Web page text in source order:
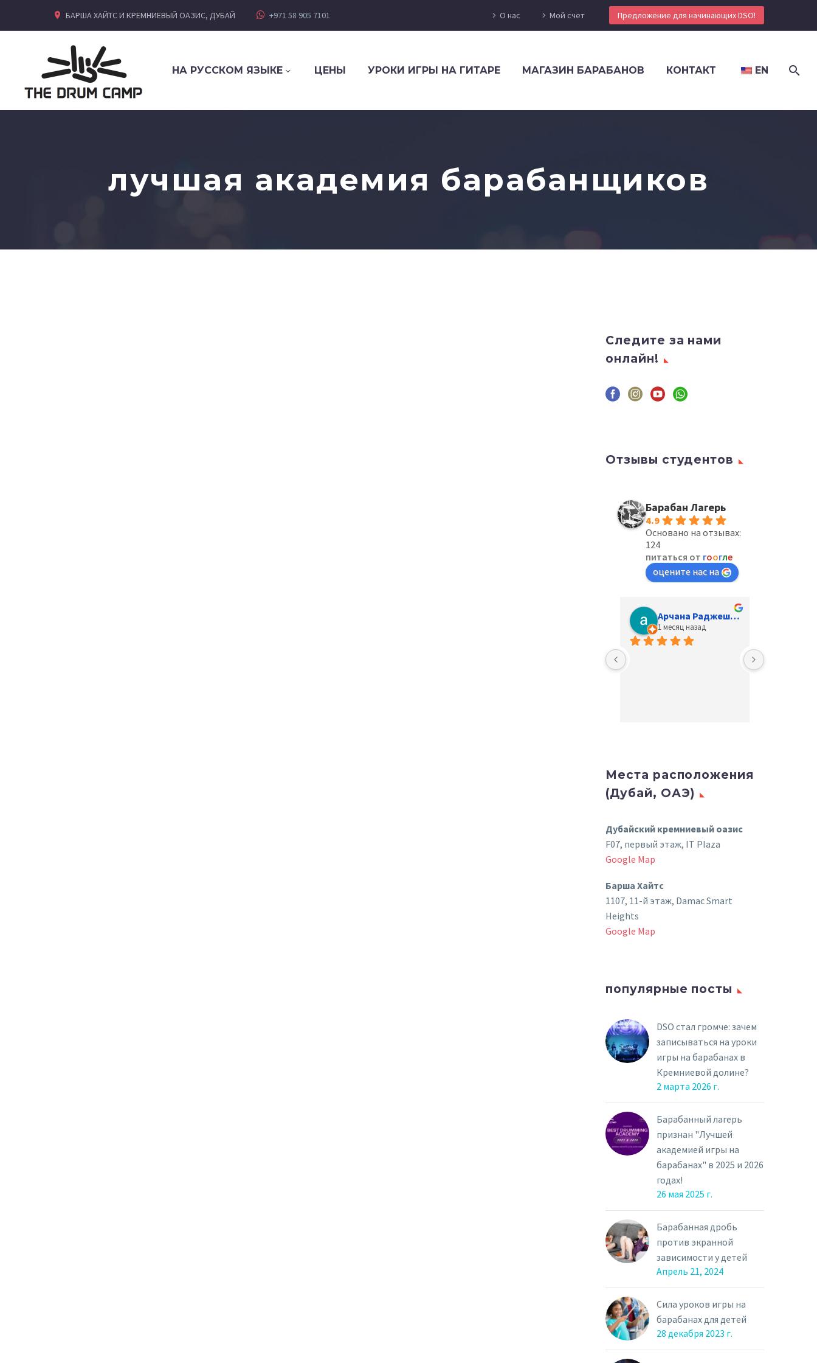
БАРША ХАЙТС И КРЕМНИЕВЫЙ ОАЗИС, ДУБАЙ +971 58 905 7101 О нас Мой счет Предложение для начинающих DSO!
НА РУССКОМ ЯЗЫКЕ ЦЕНЫ УРОКИ ИГРЫ НА ГИТАРЕ МАГАЗИН БАРАБАНОВ КОНТАКТ EN
лучшая академия барабанщиков
Следите за нами
онлайн!
Отзывы студентов
Барабан Лагерь
4.9
Основано на отзывах:
124
питаться от гоогле
оцените нас на
Арчана Раджешкумар
1 месяц назад
Места расположения
(Дубай, ОАЭ)
Дубайский кремниевый оазис
F07, первый этаж, IT Plaza
Google Map
Барша Хайтс
1107, 11-й этаж, Damac Smart
Heights
Google Map
популярные посты
DSO стал громче: зачем
записываться на уроки
игры на барабанах в
Кремниевой долине?
2 марта 2026 г.
Барабанный лагерь
признан "Лучшей
академией игры на
барабанах" в 2025 и 2026
годах!
26 мая 2025 г.
Барабанная дробь
против экранной
зависимости у детей
Апрель 21, 2024
Сила уроков игры на
барабанах для детей
28 декабря 2023 г.